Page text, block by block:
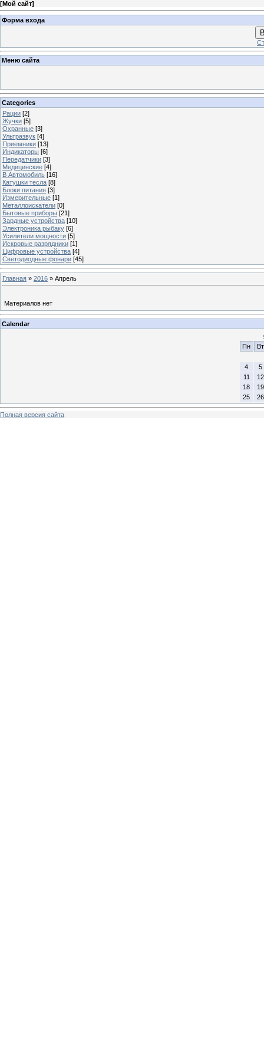
[Мой сайт]
Форма входа
Меню сайта
Categories
Рации [2]
Жучки [5]
Охранные [3]
Ультразвук [4]
Приемники [13]
Индикаторы [6]
Передатчики [3]
Медицинские [4]
В Автомобиль [16]
Катушки тесла [8]
Блоки питания [3]
Измерительные [1]
Металлоискатели [0]
Бытовые приборы [21]
Зардные устройства [10]
Электроника рыбаку [6]
Усилители мощности [5]
Искровые разрядники [1]
Цифровые устройства [4]
Светодиодные фонари [45]
Главная » 2016 » Апрель
Материалов нет
Calendar
Пн
Вт
4
5
11
12
18
19
25
26
Полная версия сайта